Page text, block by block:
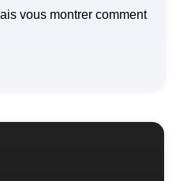
vous montrer comment